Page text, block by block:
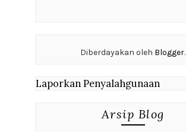
Diberdayakan oleh Blogger.
Laporkan Penyalahgunaan
Arsip Blog